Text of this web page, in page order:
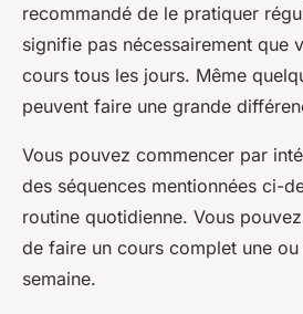
recommandé de le pratiquer
signifie pas nécessairement que
cours tous les jours. Même
peuvent faire une grande
Vous pouvez commencer par
des séquences mentionnées ci-
routine quotidienne. Vous
de faire un cours complet une
semaine.